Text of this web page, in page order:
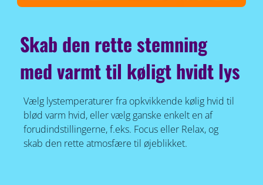
Skab den rette stemning
med varmt til køligt hvidt lys
Vælg lystemperaturer fra opkvikkende kølig hvid til
blød varm hvid, eller vælg ganske enkelt en af
forudindstillingerne, f.eks. Focus eller Relax, og
skab den rette atmosfære til øjeblikket.